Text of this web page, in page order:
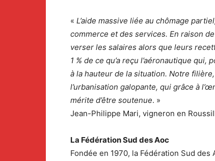
« L’aide massive liée au chômage
commerce et des services. En raison
verser les salaires alors que leurs
1 % de ce qu’a reçu l’aéronautique
à la hauteur de la situation. Notre
l’urbanisation galopante, qui grâce à
mérite d’être soutenue. »
Jean-Philippe Mari, vigneron en
La Fédération Sud des Aoc
Fondée en 1970, la Fédération Sud